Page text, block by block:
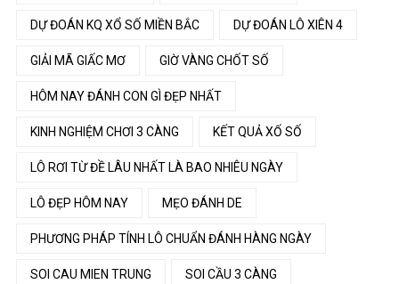
DỰ ĐOÁN KQ XỔ SỐ MIỀN BẮC DỰ ĐOÁN LÔ XIÊN 4
GIẢI MÃ GIẤC MƠ GIỜ VÀNG CHỐT SỐ
HÔM NAY ĐÁNH CON GÌ ĐẸP NHẤT
KINH NGHIỆM CHƠI 3 CÀNG KẾT QUẢ XỐ SỐ
LÔ RƠI TỪ ĐỀ LÂU NHẤT LÀ BAO NHIÊU NGÀY
LÔ ĐẸP HÔM NAY MẸO ĐÁNH DE
PHƯƠNG PHÁP TÍNH LÔ CHUẨN ĐÁNH HÀNG NGÀY
SOI CAU MIEN TRUNG SOI CẦU 3 CÀNG